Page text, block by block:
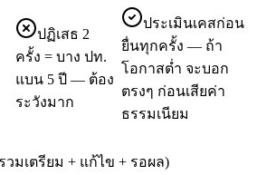
ปฏิเสธ 2
ครั้ง = บาง ปท.
แบน 5 ปี — ต้อง
ระวังมาก
ประเมินเคสก่อน
ยื่นทุกครั้ง — ถ้า
โอกาสต่ำ จะบอก
ตรงๆ ก่อนเสียค่า
ธรรมเนียม
วมเตรียม + แก้ไข + รอผล)